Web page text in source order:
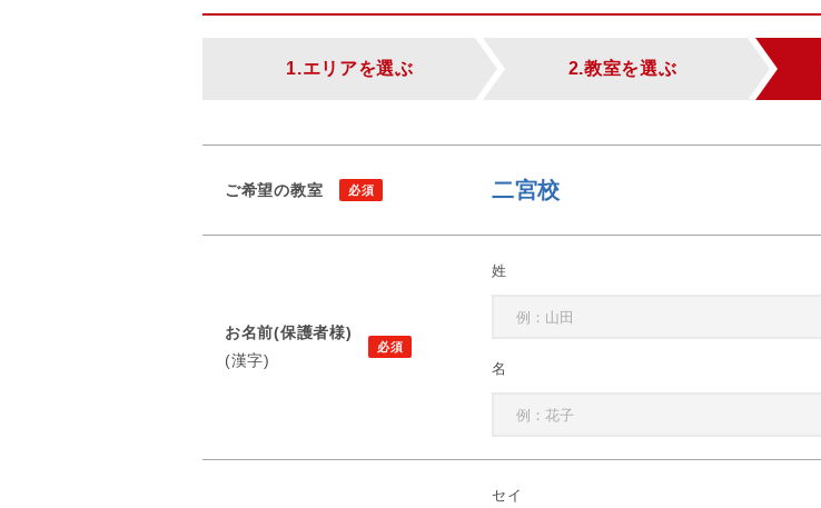
1.エリアを選ぶ 2.教室を選ぶ
ご希望の教室 二宮校
お名前(保護者様)
(漢字)
姓
名
セイ